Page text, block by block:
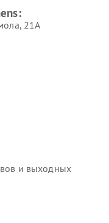
21А
и выходных